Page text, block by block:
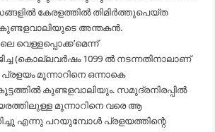
കേരളത്തില്‍ തിമിര്‍ത്തുപെയ്ത
കുണ്ടളവാലിയുടെ അന്തകന്‍.
വെള്ളപ്പൊക്ക’മെന്ന്
(കൊല്ലവര്‍ഷം 1099 ല്‍ നടന്നതിനാലാണ്
മൂന്നാറിനെ ഒന്നാകെ
കുണ്ടളവാലിയും. സമുദ്രനിരപ്പില്‍
മൂന്നാറിനെ വരെ ആ
എന്നു പറയുമ്പോള്‍ പ്രളയത്തിന്റെ